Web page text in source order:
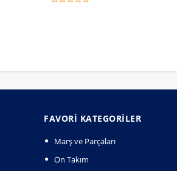
FAVORI KATEGORILER
Marş ve Parçaları
Ön Takım